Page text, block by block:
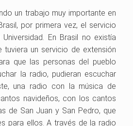
un trabajo muy importante en
por primera vez, el servicio
En Brasil no existía
tuviera un servicio de extensión
que las personas del pueblo
la radio, pudieran escuchar
una radio con la música de
navideños, con los cantos
de San Juan y San Pedro, que
para ellos. A través de la radio